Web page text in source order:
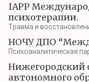
IAPP
психотерапии.
Травма и
НОЧУ ДПО
Психоаналитическая
Нижегородский
автономного